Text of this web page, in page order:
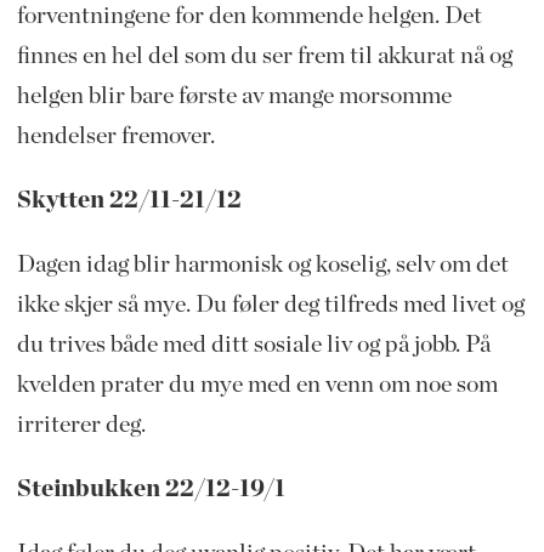
forventningene for den kommende helgen. Det
finnes en hel del som du ser frem til akkurat nå og
helgen blir bare første av mange morsomme
hendelser fremover.
Skytten 22/11-21/12
Dagen idag blir harmonisk og koselig, selv om det
ikke skjer så mye. Du føler deg tilfreds med livet og
du trives både med ditt sosiale liv og på jobb. På
kvelden prater du mye med en venn om noe som
irriterer deg.
Steinbukken 22/12-19/1